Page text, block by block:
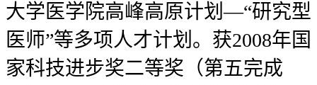
大学医学院高峰高原计划—“研究型
医师”等多项人才计划。获2008年国
家科技进步奖二等奖（第五完成